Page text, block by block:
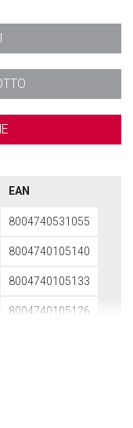
EAN
8004740531055
8004740105140
8004740105133
8004740105126